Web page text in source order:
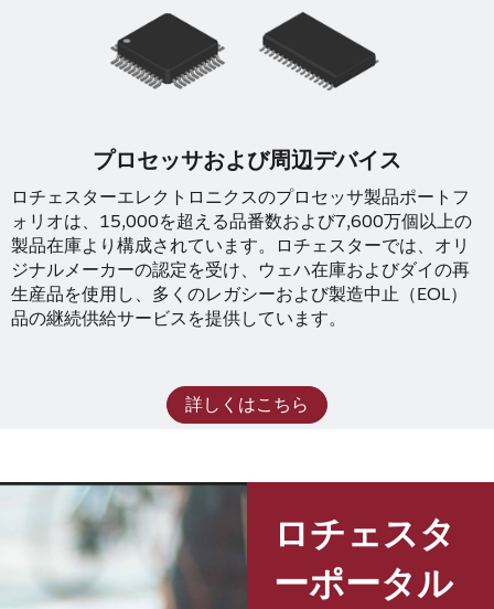
プロセッサおよび周辺デバイス
ロチェスターエレクトロニクスのプロセッサ製品ポートフ
ォリオは、15,000を超える品番数および7,600万個以上の
製品在庫より構成されています。ロチェスターでは、オリ
ジナルメーカーの認定を受け、ウェハ在庫およびダイの再
生産品を使用し、多くのレガシーおよび製造中止（EOL）
品の継続供給サービスを提供しています。
詳しくはこちら
ロチェスタ
ーポータル